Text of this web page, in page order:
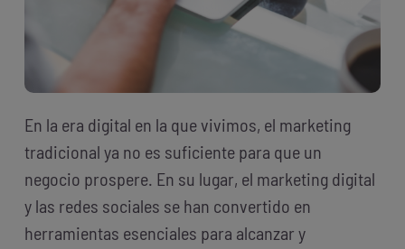
En la era digital en la que vivimos, el marketing
tradicional ya no es suficiente para que un
negocio prospere. En su lugar, el marketing digital
y las redes sociales se han convertido en
herramientas esenciales para alcanzar y